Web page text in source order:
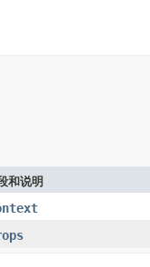
和说明